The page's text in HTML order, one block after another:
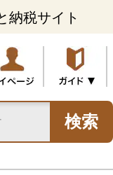
納税サイト
検索